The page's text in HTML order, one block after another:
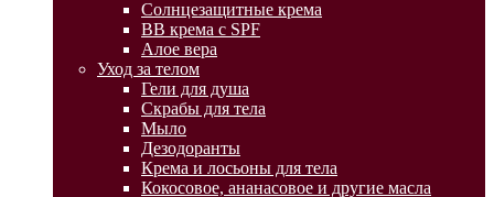
Солнцезащитные крема
BB крема с SPF
Алое вера
Уход за телом
Гели для душа
Скрабы для тела
Мыло
Дезодоранты
Крема и лосьоны для тела
Кокосовое, ананасовое и другие масла